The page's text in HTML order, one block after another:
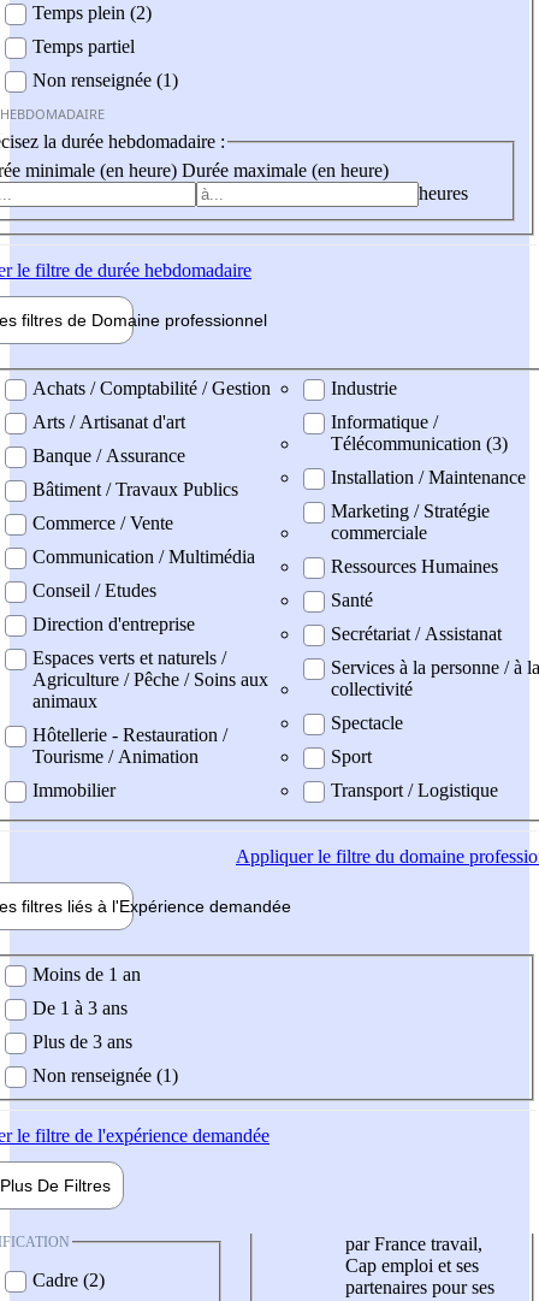
Temps plein (2)
Temps partiel
Non renseignée (1)
la durée hebdomadaire :
minimale (en heure) Durée maximale (en heure)
heures
le filtre de durée hebdomadaire
filtres de Domaine professionnel
professionel
Achats / Comptabilité / Gestion
Arts / Artisanat d'art
Banque / Assurance
Bâtiment / Travaux Publics
Commerce / Vente
Communication / Multimédia
Conseil / Etudes
Direction d'entreprise
Espaces verts et naturels /
Agriculture / Pêche / Soins aux
animaux
Hôtellerie - Restauration /
Tourisme / Animation
Immobilier
Industrie
Informatique /
Télécommunication (3)
Installation / Maintenance
Marketing / Stratégie
commerciale
Ressources Humaines
Santé
Secrétariat / Assistanat
Services à la personne / à la
collectivité
Spectacle
Sport
Transport / Logistique
Appliquerle filtre du domaine
filtres liés à l'Expérience demandée
demandée
Moins de 1 an
De 1 à 3 ans
Plus de 3 ans
Non renseignée (1)
le filtre de l'expérience demandée
Plus De Filtres
Cadre (2)
par France travail,
Cap emploi et ses
partenaires pour ses